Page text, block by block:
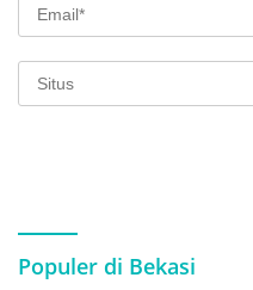
Populer di Bekasi